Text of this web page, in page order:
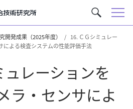
サ
イ
ト
検
索
メ
開発成果（2025年度）
16. ＣＧシミュレー
による検査システムの性能評価手法
レーションを
ラ・センサによ